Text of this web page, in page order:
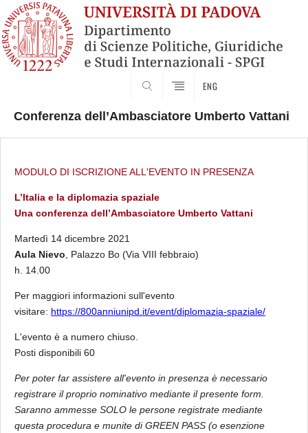
ENG
SkipConferenza dell’Ambasciatore Umberto Vattani
MODULO DI ISCRIZIONE ALL'EVENTO IN PRESENZA
L’Italia e la diplomazia spaziale
Una conferenza dell’Ambasciatore Umberto Vattani
Martedì 14 dicembre 2021
Aula Nievo , Palazzo Bo (Via VIII febbraio)
h. 14.00
Per maggiori informazioni sull'evento
visitare: https://800anniunipd.it/event/diplomazia-spaziale/
L'evento è a numero chiuso.
Posti disponibili 60
Per poter far assistere all'evento in presenza è necessario
registrare il proprio nominativo mediante il presente form.
Saranno ammesse SOLO le persone registrate mediante
questa procedura e munite di GREEN PASS (o esenzione